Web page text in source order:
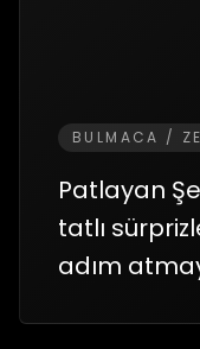
BULMACA /
Patlayan
tatlı
adım